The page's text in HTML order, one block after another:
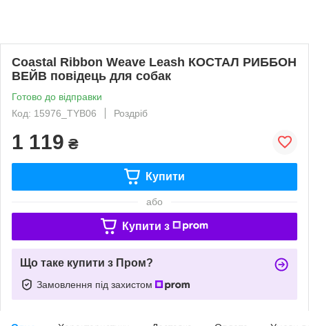
Coastal Ribbon Weave Leash КОСТАЛ РИББОН
ВЕЙВ повідець для собак
Готово до відправки
Код: 15976_TYB06
Роздріб
1 119 ₴
Купити
або
Купити з
Що таке купити з Пром?
Замовлення під захистом